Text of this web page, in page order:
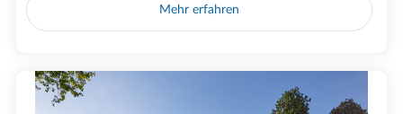
Mehr erfahren